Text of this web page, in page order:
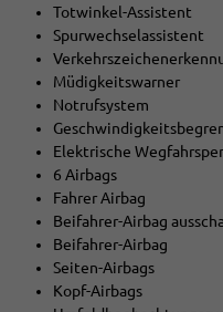
Totwinkel-Assistent
Spurwechselassistent
Müdigkeitswarner
Notrufsystem
Elektrische
6 Airbags
Fahrer Airbag
Beifahrer-Airbag
Beifahrer-Airbag
Seiten-Airbags
Kopf-Airbags